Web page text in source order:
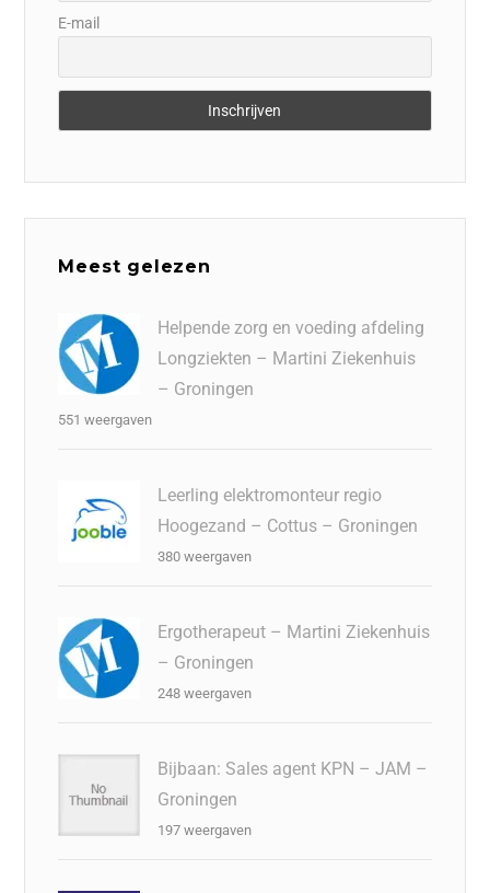
E-mail
Meest gelezen
Helpende zorg en voeding afdeling
Longziekten – Martini Ziekenhuis
– Groningen
551 weergaven
Leerling elektromonteur regio
Hoogezand – Cottus – Groningen
380 weergaven
Ergotherapeut – Martini Ziekenhuis
– Groningen
248 weergaven
Bijbaan: Sales agent KPN – JAM –
Groningen
197 weergaven